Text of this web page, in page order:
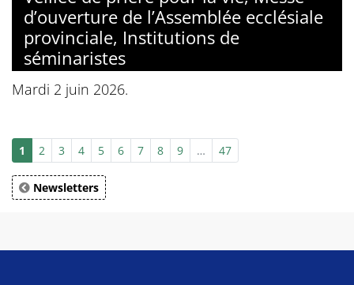
d’ouverture de l’Assemblée ecclésiale
provinciale, Institutions de
séminaristes
Mardi 2 juin 2026.
1 2 3 4 5 6 7 8 9 … 47
Newsletters